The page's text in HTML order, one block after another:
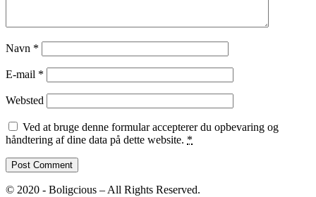
Navn *
E-mail *
Websted
Ved at bruge denne formular accepterer du opbevaring og
håndtering af dine data på dette website. *
© 2020 - Boligcious – All Rights Reserved.